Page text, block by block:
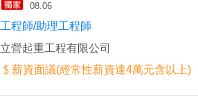
08.06
工程師/助理工程師
立營起重工程有限公司
薪資面議(經常性薪資達4萬元含以上)